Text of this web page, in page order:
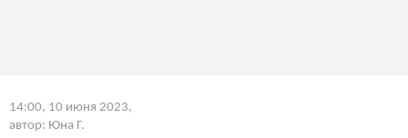
14:00, 10 июня 2023,
автор: Юна Г.